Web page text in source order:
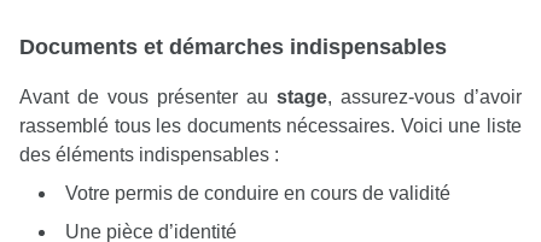
Documents et démarches indispensables
Avant de vous présenter au stage, assurez-vous d’avoir
rassemblé tous les documents nécessaires. Voici une liste
des éléments indispensables :
Votre permis de conduire en cours de validité
Une pièce d’identité